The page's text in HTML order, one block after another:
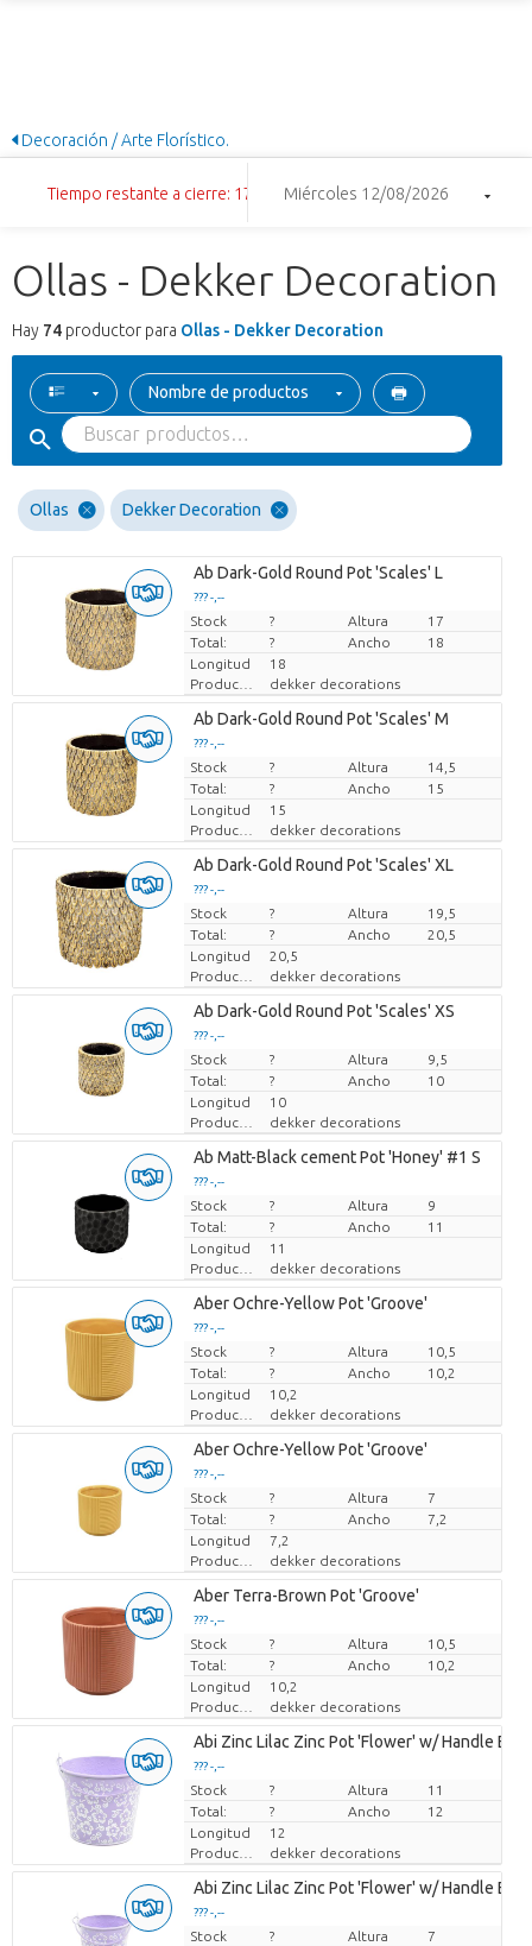
Decoración / Arte Florístico.
Tiempo restante a cierre: 17:02:02Miércoles 12/08/2026
Ollas - Dekker Decoration
Hay 74 productor para Ollas - Dekker Decoration
Nombre de productos
Ollas Dekker Decoration
Ab Dark-Gold Round Pot 'Scales' L
??? -,--
Precio por pieza
Stock ? Altura
17
Total:
? Ancho
18
Longitud
18
Productor
dekker decorations
Ab Dark-Gold Round Pot 'Scales' M
??? -,--
Precio por pieza
Stock ? Altura
14,5
Total:
? Ancho
15
Longitud
15
Productor
dekker decorations
Ab Dark-Gold Round Pot 'Scales' XL
??? -,--
Precio por pieza
Stock ? Altura
19,5
Total:
? Ancho
20,5
Longitud
20,5
Productor
dekker decorations
Ab Dark-Gold Round Pot 'Scales' XS
??? -,--
Precio por pieza
Stock ? Altura
9,5
Total:
? Ancho
10
Longitud
10
Productor
dekker decorations
Ab Matt-Black cement Pot 'Honey' #1 S
??? -,--
Precio por pieza
Stock ? Altura
9
Total:
? Ancho
11
Longitud
11
Productor
dekker decorations
Aber Ochre-Yellow Pot 'Groove'
??? -,--
Precio por pieza
Stock ? Altura
10,5
Total:
? Ancho
10,2
Longitud
10,2
Productor
dekker decorations
Aber Ochre-Yellow Pot 'Groove'
??? -,--
Precio por pieza
Stock ? Altura
7
Total:
? Ancho
7,2
Longitud
7,2
Productor
dekker decorations
Aber Terra-Brown Pot 'Groove'
??? -,--
Precio por pieza
Stock ? Altura
10,5
Total:
? Ancho
10,2
Longitud
10,2
Productor
dekker decorations
Abi Zinc Lilac Zinc Pot 'Flower' w/ Handle ES-
??? -,--
Precio por pieza
Stock ? Altura
11
Total:
? Ancho
12
Longitud
12
Productor
dekker decorations
Abi Zinc Lilac Zinc Pot 'Flower' w/ Handle ES-6
??? -,--
Precio por pieza
Stock ? Altura
7